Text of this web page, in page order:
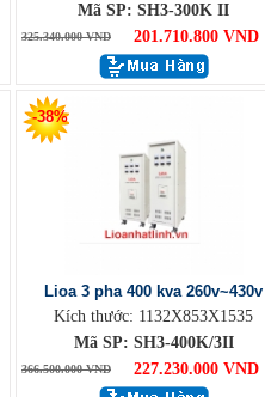
Mã SP: SH3-300K II
325.340.000 VND 201.710.800 VND
-38%
Lioa 3 pha 400 kva 260v~430v
Kích thước: 1132X853X1535
Mã SP: SH3-400K/3II
366.500.000 VND 227.230.000 VND